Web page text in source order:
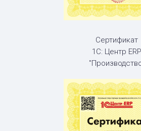
Сертификат
1С: Центр ERP